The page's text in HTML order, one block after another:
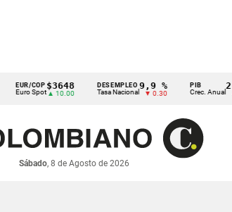
EUR/COP
Euro Spot
$3648
▲ 10.00
DESEMPLEO
Tasa Nacional
9,9 %
▼ 0.30 Crec. Anual
2,8
▲
Sábado, 8 de Agosto de 2026